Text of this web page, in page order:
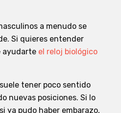
a menudo se
Si quieres entender
ayudarte el reloj biológico
tener poco sentido
nuevas posiciones. Si lo
ya pudo haber embarazo,